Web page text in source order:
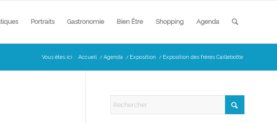
Portraits Gastronomie Bien Être Shopping Agenda
Vous êtes ici : Accueil / Agenda / Exposition / Exposition des frères Caillebotte